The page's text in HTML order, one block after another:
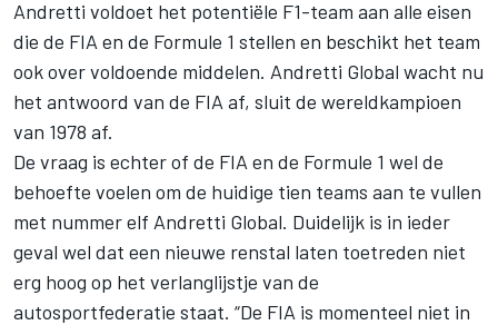
Andretti voldoet het potentiële F1-team aan alle eisen
die de FIA en de Formule 1 stellen en beschikt het team
ook over voldoende middelen. Andretti Global wacht nu
het antwoord van de FIA af, sluit de wereldkampioen
van 1978 af.
De vraag is echter of de FIA en de Formule 1 wel de
behoefte voelen om de huidige tien teams aan te vullen
met nummer elf Andretti Global. Duidelijk is in ieder
geval wel dat een nieuwe renstal laten toetreden niet
erg hoog op het verlanglijstje van de
autosportfederatie staat. “De FIA is momenteel niet in